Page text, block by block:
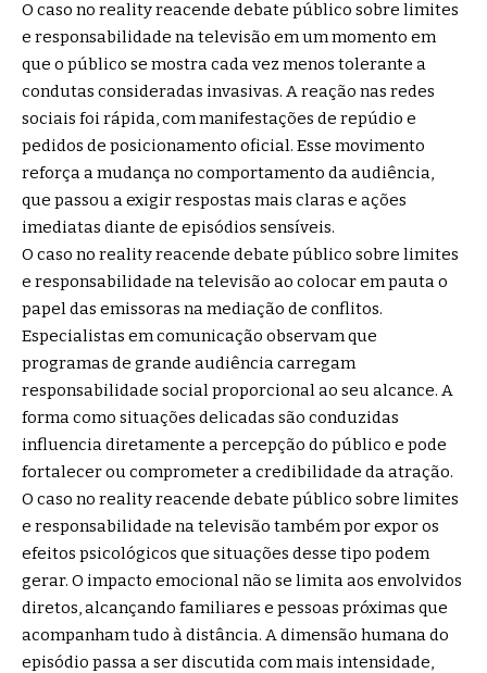
O caso no reality reacende debate público sobre limites
e responsabilidade na televisão em um momento em
que o público se mostra cada vez menos tolerante a
condutas consideradas invasivas. A reação nas redes
sociais foi rápida, com manifestações de repúdio e
pedidos de posicionamento oficial. Esse movimento
reforça a mudança no comportamento da audiência,
que passou a exigir respostas mais claras e ações
imediatas diante de episódios sensíveis.
O caso no reality reacende debate público sobre limites
e responsabilidade na televisão ao colocar em pauta o
papel das emissoras na mediação de conflitos.
Especialistas em comunicação observam que
programas de grande audiência carregam
responsabilidade social proporcional ao seu alcance. A
forma como situações delicadas são conduzidas
influencia diretamente a percepção do público e pode
fortalecer ou comprometer a credibilidade da atração.
O caso no reality reacende debate público sobre limites
e responsabilidade na televisão também por expor os
efeitos psicológicos que situações desse tipo podem
gerar. O impacto emocional não se limita aos envolvidos
diretos, alcançando familiares e pessoas próximas que
acompanham tudo à distância. A dimensão humana do
episódio passa a ser discutida com mais intensidade,